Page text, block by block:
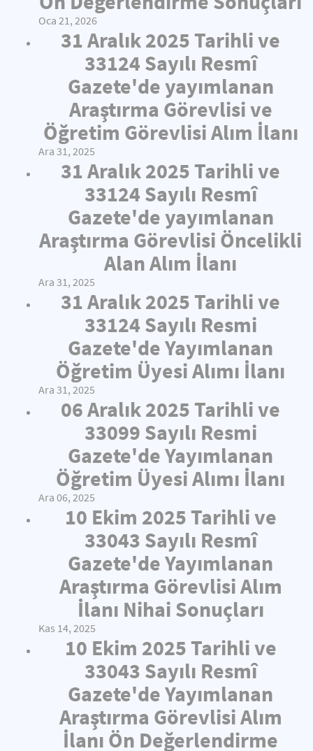
Oca 21, 2026
31 Aralık 2025 Tarihli ve
33124 Sayılı Resmî
Gazete'de yayımlanan
Araştırma Görevlisi ve
Öğretim Görevlisi Alım İlanı
Ara 31, 2025
31 Aralık 2025 Tarihli ve
33124 Sayılı Resmî
Gazete'de yayımlanan
Araştırma Görevlisi Öncelikli
Alan Alım İlanı
Ara 31, 2025
31 Aralık 2025 Tarihli ve
33124 Sayılı Resmi
Gazete'de Yayımlanan
Öğretim Üyesi Alımı İlanı
Ara 31, 2025
06 Aralık 2025 Tarihli ve
33099 Sayılı Resmi
Gazete'de Yayımlanan
Öğretim Üyesi Alımı İlanı
Ara 06, 2025
10 Ekim 2025 Tarihli ve
33043 Sayılı Resmî
Gazete'de Yayımlanan
Araştırma Görevlisi Alım
İlanı Nihai Sonuçları
Kas 14, 2025
10 Ekim 2025 Tarihli ve
33043 Sayılı Resmî
Gazete'de Yayımlanan
Araştırma Görevlisi Alım
İlanı Ön Değerlendirme